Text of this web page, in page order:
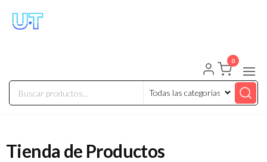
0
Tienda de Productos